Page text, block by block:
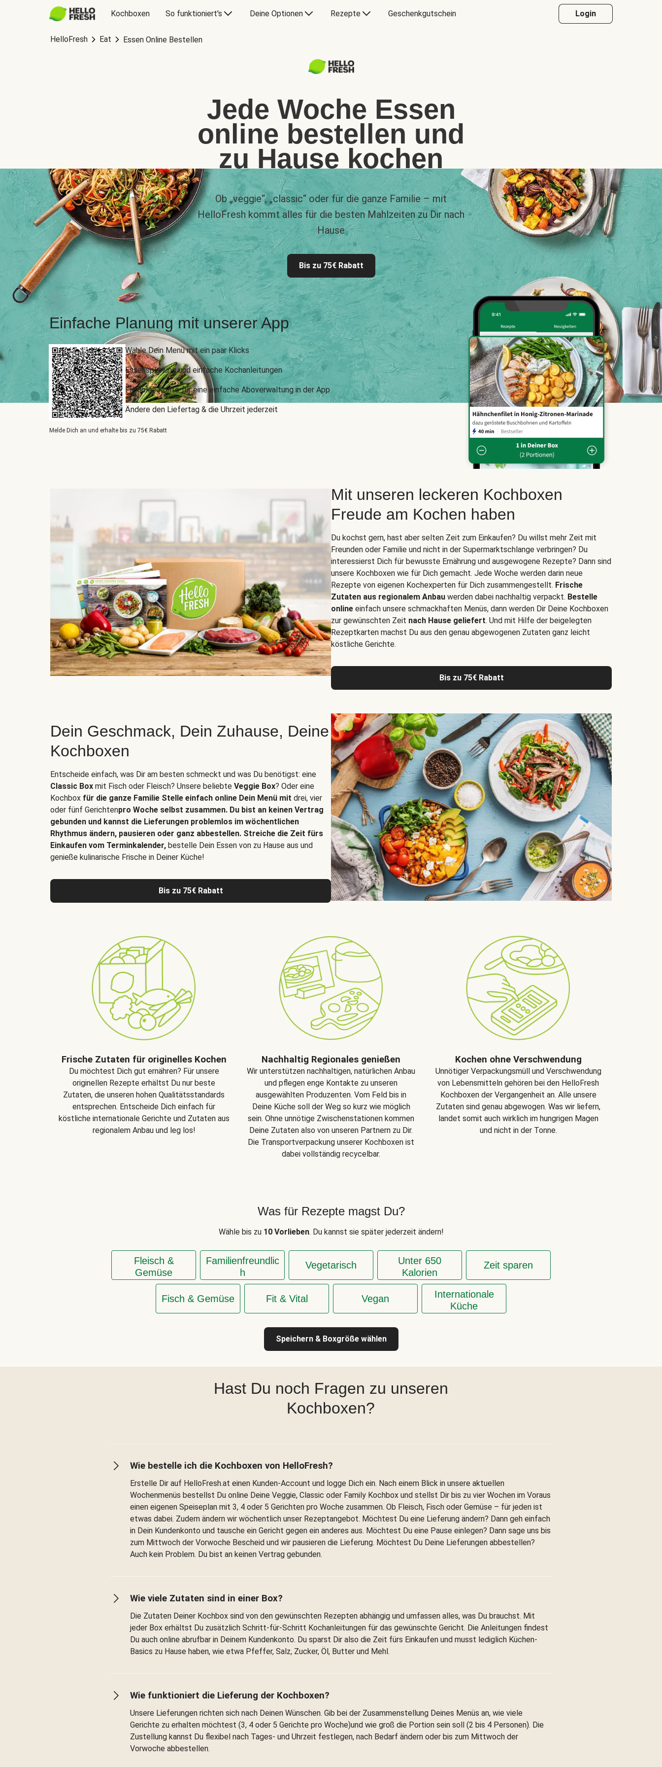
Kochboxen So funktioniert's Deine Optionen Rezepte Geschenkgutschein Login
HelloFresh Eat Essen Online Bestellen
Jede Woche Essen
online bestellen und
zu Hause kochen
Ob „veggie“, „classic“ oder für die ganze Familie – mit
HelloFresh kommt alles für die besten Mahlzeiten zu Dir nach
Hause
Bis zu 75€ Rabatt
Einfache Planung mit unserer App
Wähle Dein Menü mit ein paar Klicks
Essensplanung und einfache Kochanleitungen
Flexibles Konto für eine einfache Aboverwaltung in der App
Ändere den Liefertag & die Uhrzeit jederzeit
Melde Dich an und erhalte bis zu 75€ Rabatt
Mit unseren leckeren Kochboxen
Freude am Kochen haben
Du kochst gern, hast aber selten Zeit zum Einkaufen? Du willst mehr Zeit mit
Freunden oder Familie und nicht in der Supermarktschlange verbringen? Du
interessierst Dich für bewusste Ernährung und ausgewogene Rezepte? Dann sind
unsere Kochboxen wie für Dich gemacht. Jede Woche werden darin neue
Rezepte von eigenen Kochexperten für Dich zusammengestellt. Frische
Zutaten aus regionalem Anbau werden dabei nachhaltig verpackt. Bestelle
online einfach unsere schmackhaften Menüs, dann werden Dir Deine Kochboxen
zur gewünschten Zeit nach Hause geliefert. Und mit Hilfe der beigelegten
Rezeptkarten machst Du aus den genau abgewogenen Zutaten ganz leicht
köstliche Gerichte.
Bis zu 75€ Rabatt
Dein Geschmack, Dein Zuhause, Deine
Kochboxen
Entscheide einfach, was Dir am besten schmeckt und was Du benötigst: eine
Classic Box mit Fisch oder Fleisch? Unsere beliebte Veggie Box? Oder eine
Kochbox für die ganze Familie Stelle einfach online Dein Menü mit drei, vier
oder fünf Gerichtenpro Woche selbst zusammen. Du bist an keinen Vertrag
gebunden und kannst die Lieferungen problemlos im wöchentlichen
Rhythmus ändern, pausieren oder ganz abbestellen. Streiche die Zeit fürs
Einkaufen vom Terminkalender, bestelle Dein Essen von zu Hause aus und
genieße kulinarische Frische in Deiner Küche!
Bis zu 75€ Rabatt
Frische Zutaten für originelles Kochen
Du möchtest Dich gut ernähren? Für unsere
originellen Rezepte erhältst Du nur beste
Zutaten, die unseren hohen Qualitätsstandards
entsprechen. Entscheide Dich einfach für
köstliche internationale Gerichte und Zutaten aus
regionalem Anbau und leg los!
Nachhaltig Regionales genießen
Wir unterstützen nachhaltigen, natürlichen Anbau
und pflegen enge Kontakte zu unseren
ausgewählten Produzenten. Vom Feld bis in
Deine Küche soll der Weg so kurz wie möglich
sein. Ohne unnötige Zwischenstationen kommen
Deine Zutaten also von unseren Partnern zu Dir.
Die Transportverpackung unserer Kochboxen ist
dabei vollständig recycelbar.
Kochen ohne Verschwendung
Unnötiger Verpackungsmüll und Verschwendung
von Lebensmitteln gehören bei den HelloFresh
Kochboxen der Vergangenheit an. Alle unsere
Zutaten sind genau abgewogen. Was wir liefern,
landet somit auch wirklich im hungrigen Magen
und nicht in der Tonne.
Was für Rezepte magst Du?
Wähle bis zu 10 Vorlieben. Du kannst sie später jederzeit ändern!
Fleisch &
Gemüse
Familienfreundlic
h
Vegetarisch
Unter 650
Kalorien
Zeit sparen
Fisch & Gemüse Fit & Vital Vegan
Internationale
Küche
Speichern & Boxgröße wählen
Hast Du noch Fragen zu unseren
Kochboxen?
Wie bestelle ich die Kochboxen von HelloFresh?
Erstelle Dir auf HelloFresh.at einen Kunden-Account und logge Dich ein. Nach einem Blick in unsere aktuellen
Wochenmenüs bestellst Du online Deine Veggie, Classic oder Family Kochbox und stellst Dir bis zu vier Wochen im Voraus
einen eigenen Speiseplan mit 3, 4 oder 5 Gerichten pro Woche zusammen. Ob Fleisch, Fisch oder Gemüse – für jeden ist
etwas dabei. Zudem ändern wir wöchentlich unser Rezeptangebot. Möchtest Du eine Lieferung ändern? Dann geh einfach
in Dein Kundenkonto und tausche ein Gericht gegen ein anderes aus. Möchtest Du eine Pause einlegen? Dann sage uns bis
zum Mittwoch der Vorwoche Bescheid und wir pausieren die Lieferung. Möchtest Du Deine Lieferungen abbestellen?
Auch kein Problem. Du bist an keinen Vertrag gebunden.
Wie viele Zutaten sind in einer Box?
Die Zutaten Deiner Kochbox sind von den gewünschten Rezepten abhängig und umfassen alles, was Du brauchst. Mit
jeder Box erhältst Du zusätzlich Schritt-für-Schritt Kochanleitungen für das gewünschte Gericht. Die Anleitungen findest
Du auch online abrufbar in Deinem Kundenkonto. Du sparst Dir also die Zeit fürs Einkaufen und musst lediglich Küchen-
Basics zu Hause haben, wie etwa Pfeffer, Salz, Zucker, Öl, Butter und Mehl.
Wie funktioniert die Lieferung der Kochboxen?
Unsere Lieferungen richten sich nach Deinen Wünschen. Gib bei der Zusammenstellung Deines Menüs an, wie viele
Gerichte zu erhalten möchtest (3, 4 oder 5 Gerichte pro Woche)und wie groß die Portion sein soll (2 bis 4 Personen). Die
Zustellung kannst Du flexibel nach Tages- und Uhrzeit festlegen, nach Bedarf ändern oder bis zum Mittwoch der
Vorwoche abbestellen.